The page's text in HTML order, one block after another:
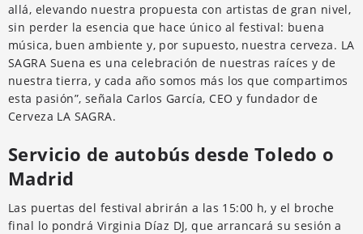
allá, elevando nuestra propuesta con artistas de gran nivel,
sin perder la esencia que hace único al festival: buena
música, buen ambiente y, por supuesto, nuestra cerveza. LA
SAGRA Suena es una celebración de nuestras raíces y de
nuestra tierra, y cada año somos más los que compartimos
esta pasión”, señala Carlos García, CEO y fundador de
Cerveza LA SAGRA.
Servicio de autobús desde Toledo o
Madrid
Las puertas del festival abrirán a las 15:00 h, y el broche
final lo pondrá Virginia Díaz DJ, que arrancará su sesión a